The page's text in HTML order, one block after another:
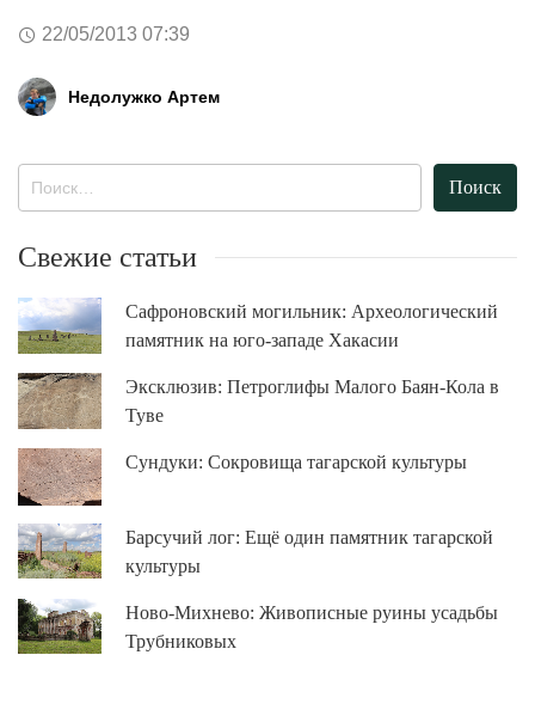
22/05/2013 07:39
Недолужко Артем
Свежие статьи
Сафроновский могильник: Археологический
памятник на юго-западе Хакасии
Эксклюзив: Петроглифы Малого Баян-Кола в
Туве
Сундуки: Сокровища тагарской культуры
Барсучий лог: Ещё один памятник тагарской
культуры
Ново-Михнево: Живописные руины усадьбы
Трубниковых